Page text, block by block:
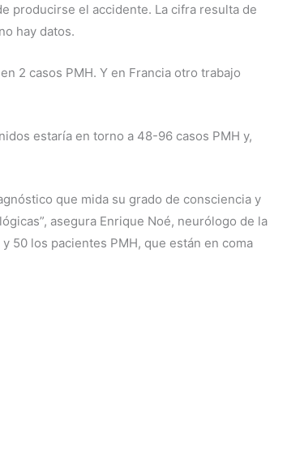
producirse el accidente. La cifra resulta de
hay datos.
2 casos PMH. Y en Francia otro trabajo
estaría en torno a 48-96 casos PMH y,
que mida su grado de consciencia y
asegura Enrique Noé, neurólogo de la
50 los pacientes PMH, que están en coma